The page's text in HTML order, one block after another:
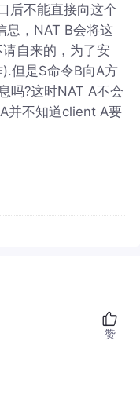
后不能直接向这个
息，NAT B会将这
自来的，为了安
但是S命令B向A方
吗?这时NAT A不会
并不知道client A要
赞